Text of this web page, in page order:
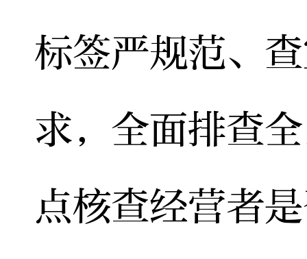
标签严规范、
求，全面排查
点核查经营者